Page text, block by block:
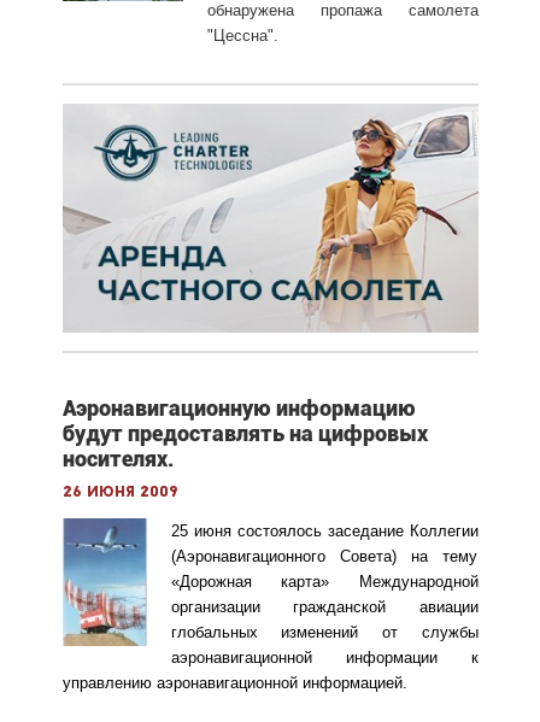
обнаружена пропажа самолета
"Цессна".
Аэронавигационную информацию
будут предоставлять на цифровых
носителях.
26 июня 2009
25 июня состоялось заседание Коллегии
(Аэронавигационного Совета) на тему
«Дорожная карта» Международной
организации гражданской авиации
глобальных изменений от службы
аэронавигационной информации к
управлению аэронавигационной информацией.